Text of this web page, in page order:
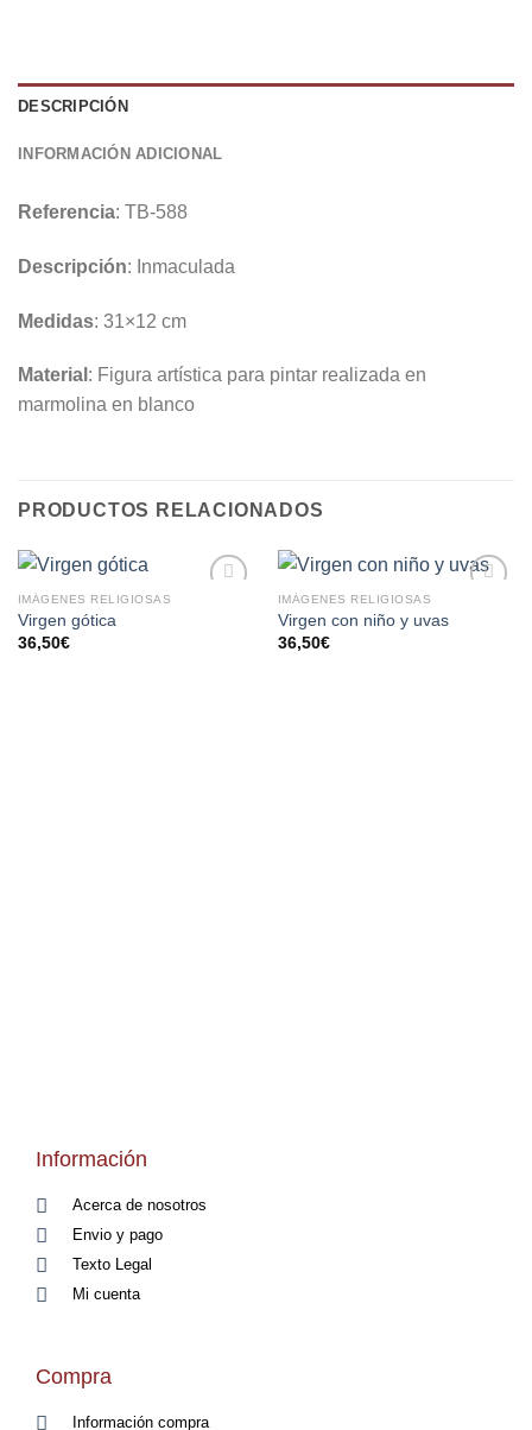
DESCRIPCIÓN
INFORMACIÓN ADICIONAL
Referencia: TB-588
Descripción: Inmaculada
Medidas: 31×12 cm
Material : Figura artística para pintar realizada en
marmolina en blanco
PRODUCTOS RELACIONADOS
IMÁGENES RELIGIOSAS
Virgen gótica
36,50€
IMÁGENES RELIGIOSAS
Virgen con niño y uvas
36,50€
Información
Acerca de nosotros
Envio y pago
Texto Legal
Mi cuenta
Compra
Información compra